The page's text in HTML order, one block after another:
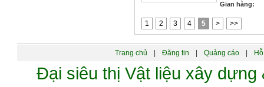
Gian hàng:
1 2 3 4 5 > >>
Trang chủ Đăng tin Quảng cáo
Đại siêu thị Vật liệu xây